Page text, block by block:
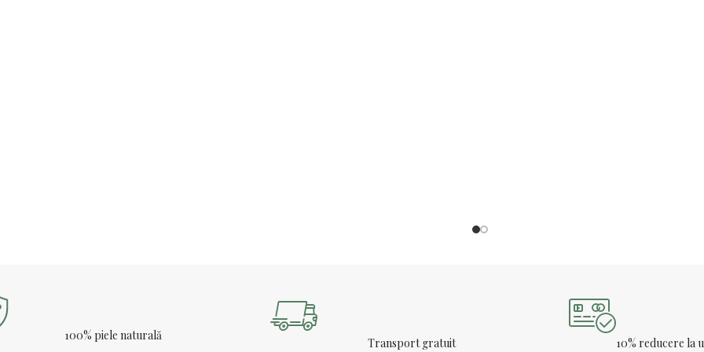
100% piele naturală
Transport gratuit 10% reducere la